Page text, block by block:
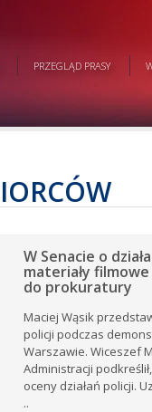
PRZEGLĄD PRASY
W Senacie o
materiały
do prokuratury
Maciej Wąsik
policji podczas
Warszawie. Wiceszef
Administracji
oceny działań policji.
..